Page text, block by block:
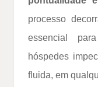
processo
essencial
hóspedes
fluida, em